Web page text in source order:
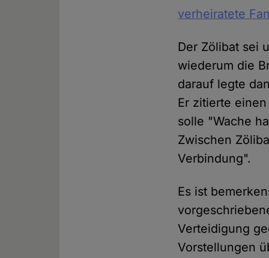
verheiratete
Der Zölibat sei
wiederum die
darauf legte
Er zitierte
solle "Wache
Zwischen
Verbindung".
Es ist
Verteidigung
Vorstellungen